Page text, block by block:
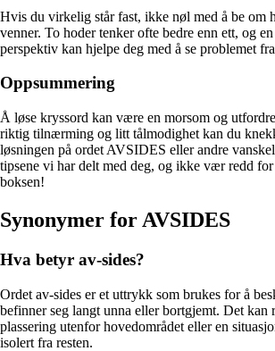
Hvis du virkelig står fast, ikke nøl med å be om
venner. To hoder tenker ofte bedre enn ett, og
perspektiv kan hjelpe deg med å se problemet
Oppsummering
Å løse kryssord kan være en morsom og
riktig tilnærming og litt tålmodighet kan du
løsningen på ordet AVSIDES eller andre
tipsene vi har delt med deg, og ikke vær redd
boksen!
Synonymer for AVSIDES
Hva betyr av-sides?
Ordet av-sides er et uttrykk som brukes for å
befinner seg langt unna eller bortgjemt. Det kan
plassering utenfor hovedområdet eller en
isolert fra resten.